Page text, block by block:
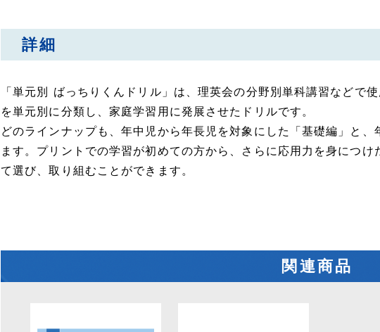
詳細
「単元別 ばっちりくんドリル」は、理英会の分野別単科講習などで
を単元別に分類し、家庭学習用に発展させたドリルです。
どのラインナップも、年中児から年長児を対象にした「基礎編」と
ます。プリントでの学習が初めての方から、さらに応用力を身につ
て選び、取り組むことができます。
関連商品